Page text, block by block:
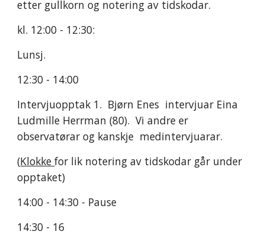
etter gullkorn og notering av tidskodar.
kl. 12:00 - 12:30:
Lunsj.
12:30 - 14:00
Intervjuopptak 1.  Bjørn Enes  intervjuar Eina
Ludmille Herrman (80).  Vi andre er
observatørar og kanskje  medintervjuarar.
(Klokke for lik notering av tidskodar går under
opptaket)
14:00 - 14:30 - Pause
14:30 - 16